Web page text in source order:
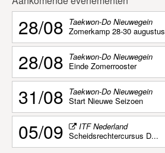
28/08 Taekwon-Do Nieuwegein
Zomerkamp 28-30 augustus
28/08 Taekwon-Do Nieuwegein
Einde Zomerrooster
31/08 Taekwon-Do Nieuwegein
Start Nieuwe Seizoen
05/09
ITF Nederland
Scheidsrechtercursus D...